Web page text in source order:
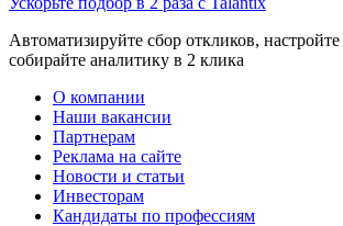
Автоматизируйте сбор откликов,
собирайте аналитику в 2 клика
О компании
Наши вакансии
Партнерам
Реклама на сайте
Новости и статьи
Инвесторам
Кандидаты по профессиям